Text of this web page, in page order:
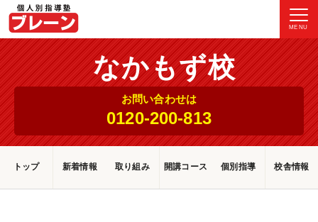
MENU
なかもず校
お問い合わせは
0120-200-813
トップ 新着情報 取り組み 開講コース 個別指導 校舎情報